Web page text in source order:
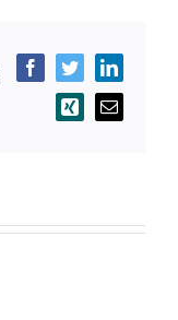
FacebookTwitterLinkedIn
Xing E-